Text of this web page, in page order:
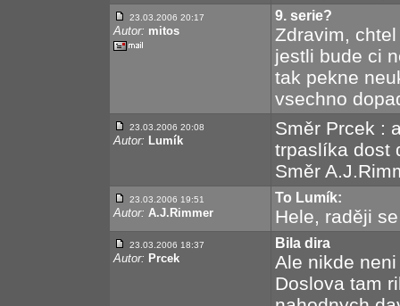
23.03.2006 20:17
Autor: mitos
9. serie?
Zdravim,
jestli bude ci
tak pekne
vsechno
23.03.2006 20:08
Autor: Lumík
Směr Prcek :
trpaslíka dost
Směr
23.03.2006 19:51
Autor: A.J.Rimmer
To Lumík:
Hele, raději
23.03.2006 18:37
Autor: Prcek
Bila dira
Ale nikde
Doslova tam